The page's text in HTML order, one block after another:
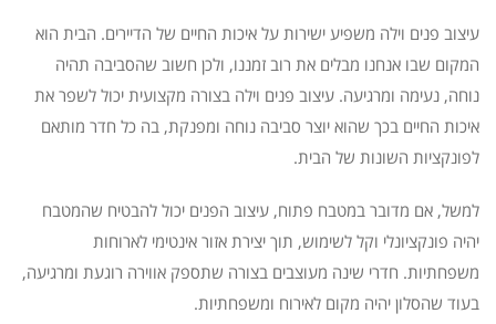
עיצוב פנים וילה משפיע ישירות על איכות החיים של הדיירים. הבית הוא
המקום שבו אנחנו מבלים את רוב זמננו, ולכן חשוב שהסביבה תהיה
נוחה, נעימה ומרגיעה. עיצוב פנים וילה בצורה מקצועית יכול לשפר את
איכות החיים בכך שהוא יוצר סביבה נוחה ומפנקת, בה כל חדר מותאם
לפונקציות השונות של הבית.
למשל, אם מדובר במטבח פתוח, עיצוב הפנים יכול להבטיח שהמטבח
יהיה פונקציונלי וקל לשימוש, תוך יצירת אזור אינטימי לארוחות
משפחתיות. חדרי שינה מעוצבים בצורה שתספק אווירה רוגעת ומרגיעה,
בעוד שהסלון יהיה מקום לאירוח ומשפחתיות.